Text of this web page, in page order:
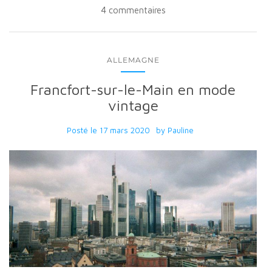
4 commentaires
ALLEMAGNE
Francfort-sur-le-Main en mode
vintage
Posté le 17 mars 2020 by Pauline